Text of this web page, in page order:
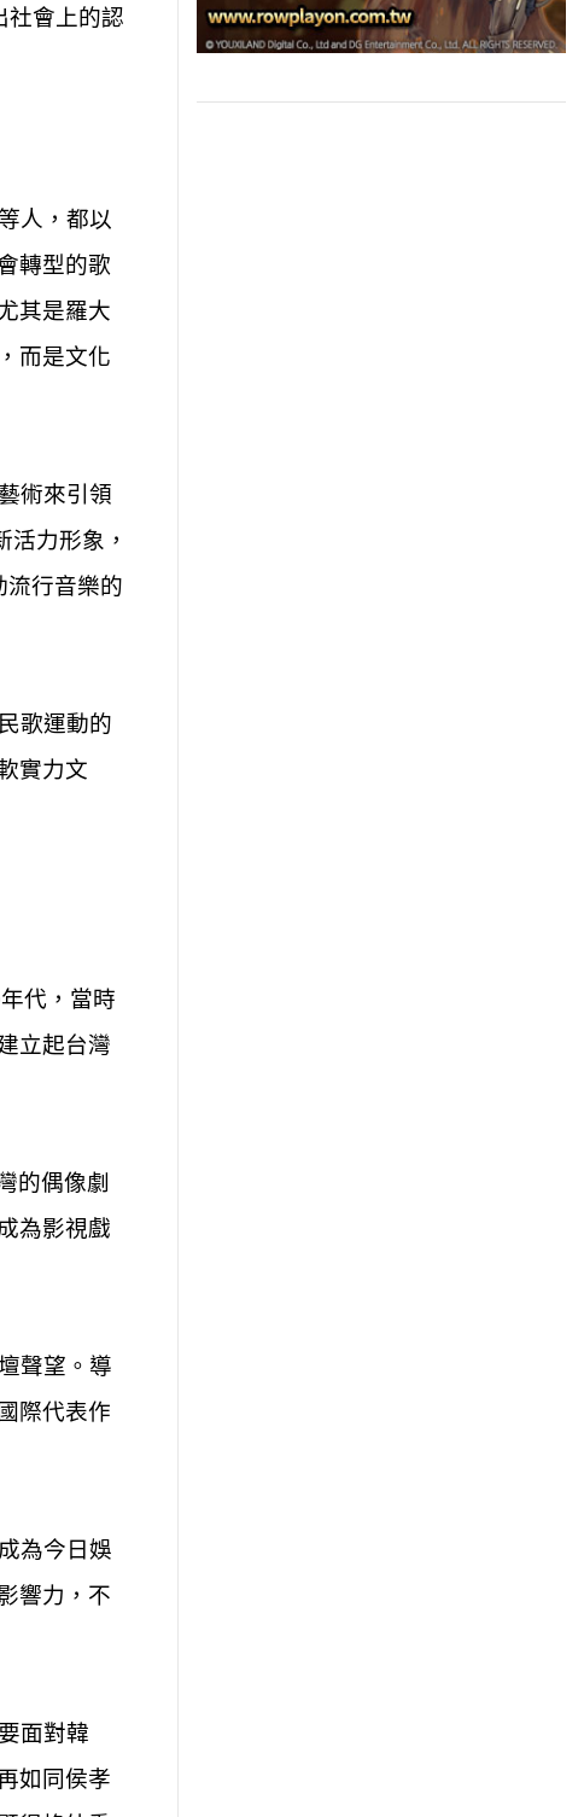
社會上的認
人，都以
轉型的歌
其是羅大
而是文化
術來引領
力形象，
流行音樂的
歌運動的
實力文
代，當時
立起台灣
的偶像劇
為影視戲
聲望。導
際代表作
為今日娛
響力，不
面對韓
如同侯孝